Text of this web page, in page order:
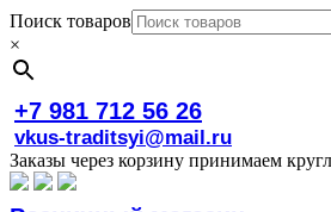
Поиск товаров
×
+7 981 712 56 26
vkus-traditsyi@mail.ru
Заказы через корзину принимаем